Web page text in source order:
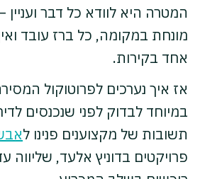
המטרה היא לוודא כל דבר
מונחת במקומה, כל ברז עובד
אחד בקירות.
אז איך נערכים לפרוטוקול
במיוחד לבדוק לפני שנכנסים
תשובות של מקצוענים פנינו ל
פרויקטים בדוניץ אלעד, שליווה